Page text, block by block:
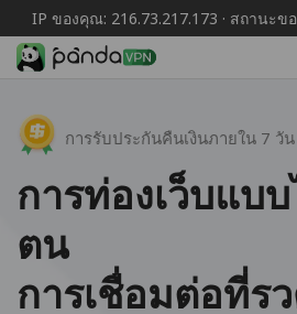
IP ของคุณ: 216.73.217.173 · สถานะ
การรับประกันคืนเงินภายใน 7 วัน
การท่องเว็บแบ
ตน
การเชื่อมต่อที่ร